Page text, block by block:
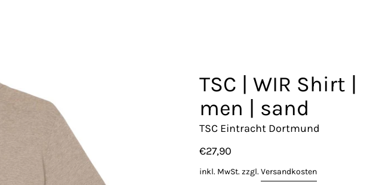
TSC | WIR Shirt |
men | sand
TSC Eintracht Dortmund
€27,90
inkl. MwSt. zzgl. Versandkosten